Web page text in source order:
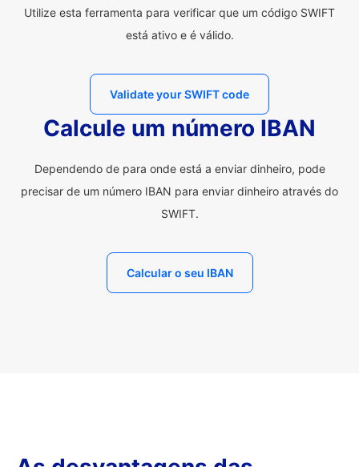
Utilize esta ferramenta para verificar que um código SWIFT
está ativo e é válido.
Validate your SWIFT code
Calcule um número IBAN
Dependendo de para onde está a enviar dinheiro, pode
precisar de um número IBAN para enviar dinheiro através do
SWIFT.
Calcular o seu IBAN